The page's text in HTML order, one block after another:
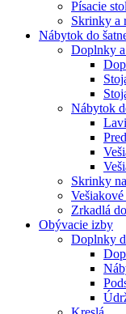
Písacie
Skrinky a
Nábytok do
Doplnky a
Nábytok
Skrinky
Zrkadlá
Obývacie izby
Doplnky